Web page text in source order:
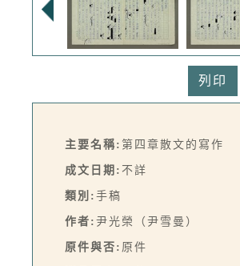
列印
主要名稱: 第四章散文的寫作
成文日期: 不詳
類別: 手稿
作者: 尹光榮（尹雪曼）
原件與否: 原件